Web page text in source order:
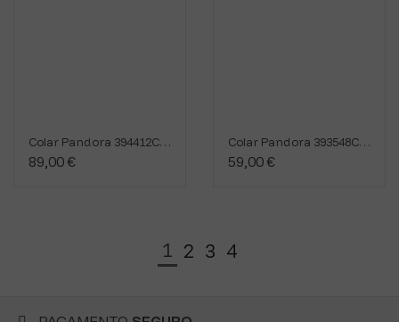
Colar Pandora 394412C01-45
89,00 €
Colar Pandora 393548C01-45
59,00 €
1 2 3 4